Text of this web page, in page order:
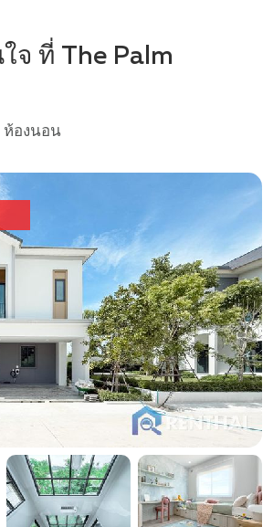
อดภัย 24 ชั่วโมง: หมู่บ้านมีระบบรักษา
มัย รวมถึงกล้องวงจรปิดและเจ้าหน้าที่
ออาชีพ เพื่อความอุ่นใจของผู้พักอาศัย
วและเส้นทางสำหรับการวิ่งหรือเดิน
ใช้ชีวิตกลางแจ้งอย่างมีสุขภาพดี
ำให้การเดินทางสะดวกทั้งไป กรุงเทพฯ
เป็นทำเลที่เหมาะสำหรับผู้ที่ต้องการ
งอยู่ไม่ไกลจาก โรงเรียนนานาชาติ
ำให้เป็นตัวเลือกที่ยอดเยี่ยมสำหรับ
นในวัยเรียน
จ ที่ The Palm
ห้องนอน